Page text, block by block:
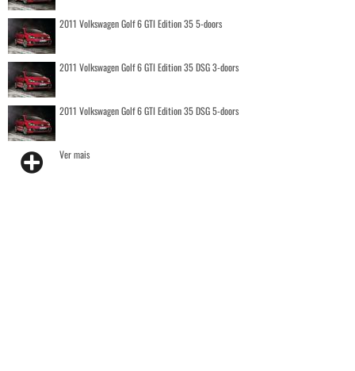
2011 Volkswagen Golf 6 GTI Edition 35 5-doors
2011 Volkswagen Golf 6 GTI Edition 35 DSG 3-doors
2011 Volkswagen Golf 6 GTI Edition 35 DSG 5-doors
Ver mais